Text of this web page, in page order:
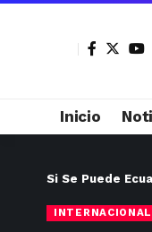
Inicio
Si Se Puede